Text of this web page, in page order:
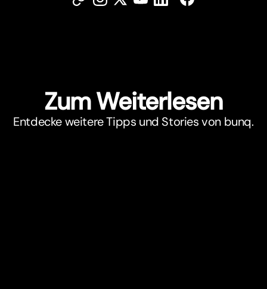
Zum Weiterlesen
Entdecke weitere Tipps und Stories von bunq.